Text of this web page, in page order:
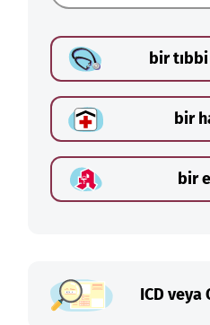
bir
bir
bir
ICD veya